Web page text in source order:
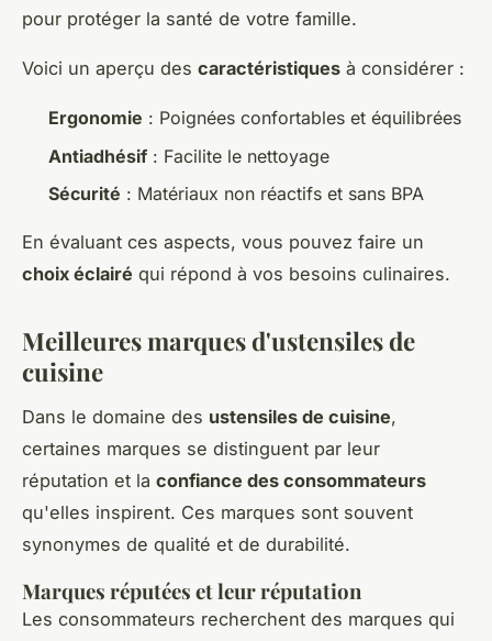
pour protéger la santé de votre famille.
Voici un aperçu des caractéristiques à considérer :
Ergonomie : Poignées confortables et équilibrées
Antiadhésif : Facilite le nettoyage
Sécurité : Matériaux non réactifs et sans BPA
En évaluant ces aspects, vous pouvez faire un
choix éclairé qui répond à vos besoins culinaires.
Meilleures marques d'ustensiles de
cuisine
Dans le domaine des ustensiles de cuisine,
certaines marques se distinguent par leur
réputation et la confiance des consommateurs
qu'elles inspirent. Ces marques sont souvent
synonymes de qualité et de durabilité.
Marques réputées et leur réputation
Les consommateurs recherchent des marques qui